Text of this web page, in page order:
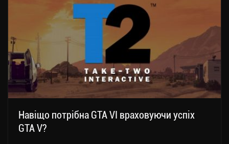
Навіщо потрібна GTA VI враховуючи успіх
GTA V?